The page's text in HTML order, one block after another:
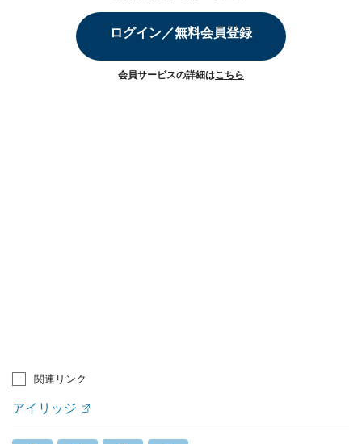
ログイン／無料会員登録
会員サービスの詳細はこちら
関連リンク
アイリッジ